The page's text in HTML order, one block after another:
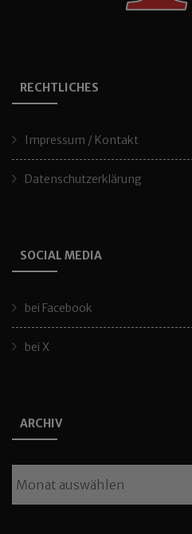
RECHTLICHES
Impressum / Kontakt
Datenschutzerklärung
SOCIAL MEDIA
bei Facebook
bei X
ARCHIV